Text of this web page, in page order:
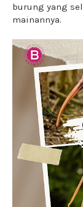
burung yang
mainannya.